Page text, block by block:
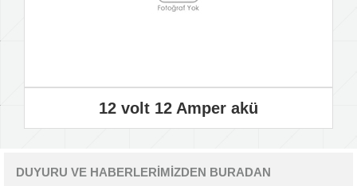
12 volt 12 Amper akü
DUYURU VE HABERLERİMİZDEN BURADAN